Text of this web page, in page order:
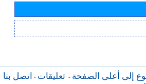
إلى أعلى الصفحة - تعليقات - اتصل بنا